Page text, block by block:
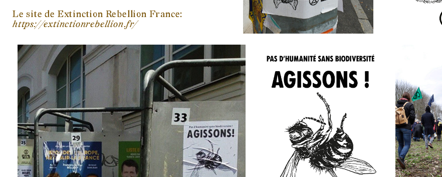
Le site de Extinction Rebellion France:
https://extinctionrebellion.fr/